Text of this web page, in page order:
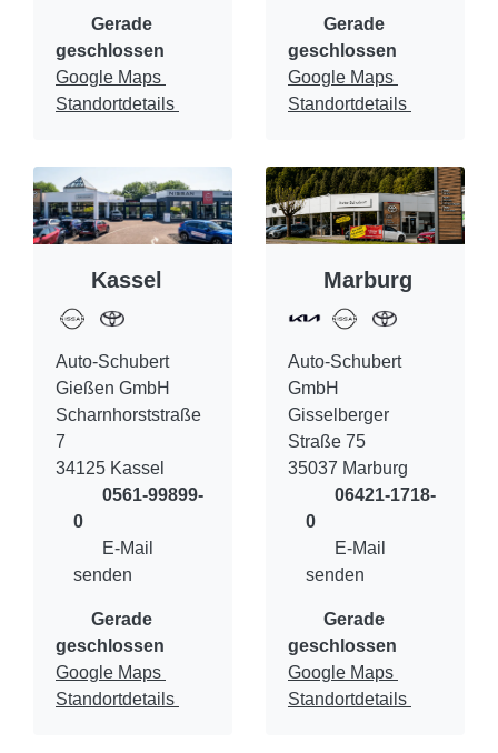
Gerade
geschlossen
Google Maps
Standortdetails
Gerade
geschlossen
Google Maps
Standortdetails
Kassel
Auto-Schubert
Gießen GmbH
Scharnhorststraße
7
34125 Kassel
0561-99899-
0
E-Mail
senden
Gerade
geschlossen
Google Maps
Standortdetails
Marburg
Auto-Schubert
GmbH
Gisselberger
Straße 75
35037 Marburg
06421-1718-
0
E-Mail
senden
Gerade
geschlossen
Google Maps
Standortdetails